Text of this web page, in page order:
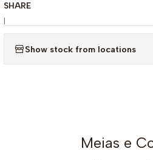
SHARE
|
Show stock from locations
Meias e